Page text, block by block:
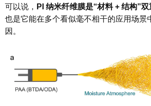
可以说， PI 纳米纤维膜是“材料 + 结构”
也是它能在多个看似毫不相干的应用场景
因。